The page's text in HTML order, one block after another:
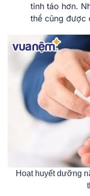
tỉnh táo hơn.
thể cũng được
Hoạt huyết dưỡng